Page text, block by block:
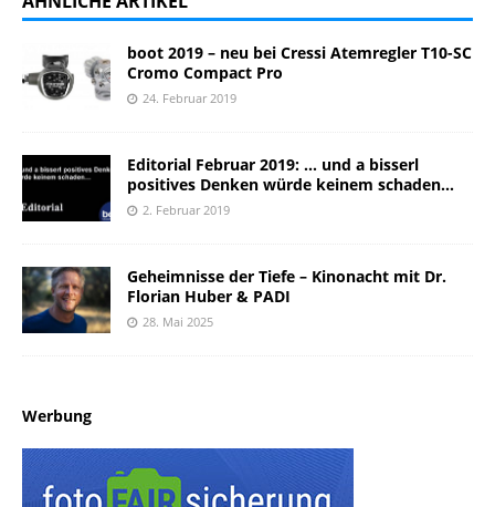
boot 2019 – neu bei Cressi Atemregler T10-SC
Cromo Compact Pro
24. Februar 2019
Editorial Februar 2019: … und a bisserl
positives Denken würde keinem schaden…
2. Februar 2019
Geheimnisse der Tiefe – Kinonacht mit Dr.
Florian Huber & PADI
28. Mai 2025
Werbung